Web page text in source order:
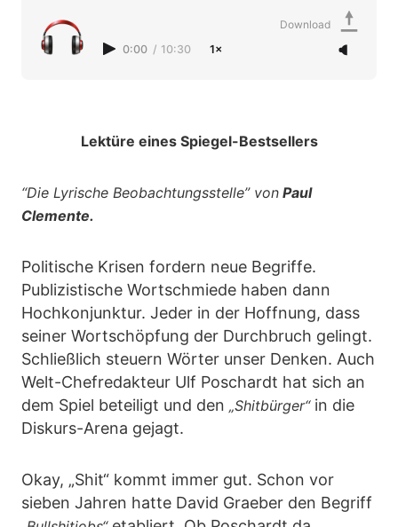
0:00 / 10:30 1×
Download
Lektüre eines Spiegel-Bestsellers
“Die Lyrische Beobachtungsstelle” von Paul
Clemente.
Politische Krisen fordern neue Begriffe.
Publizistische Wortschmiede haben dann
Hochkonjunktur. Jeder in der Hoffnung, dass
seiner Wortschöpfung der Durchbruch gelingt.
Schließlich steuern Wörter unser Denken. Auch
Welt-Chefredakteur Ulf Poschardt hat sich an
dem Spiel beteiligt und den „Shitbürger“in die
Diskurs-Arena gejagt.
Okay, „Shit“ kommt immer gut. Schon vor
sieben Jahren hatte David Graeber den Begriff